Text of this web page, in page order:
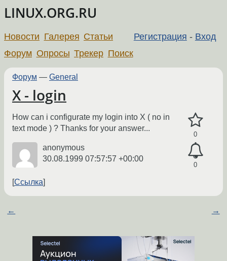
LINUX.ORG.RU
Регистрация - Вход
Новости Галерея Статьи
Форум Опросы Трекер Поиск
Форум — General
X - login
0
0
How can i configurate my login into X ( no in
text mode ) ? Thanks for your answer...
anonymous
30.08.1999 07:57:57 +00:00
Ссылка
← →